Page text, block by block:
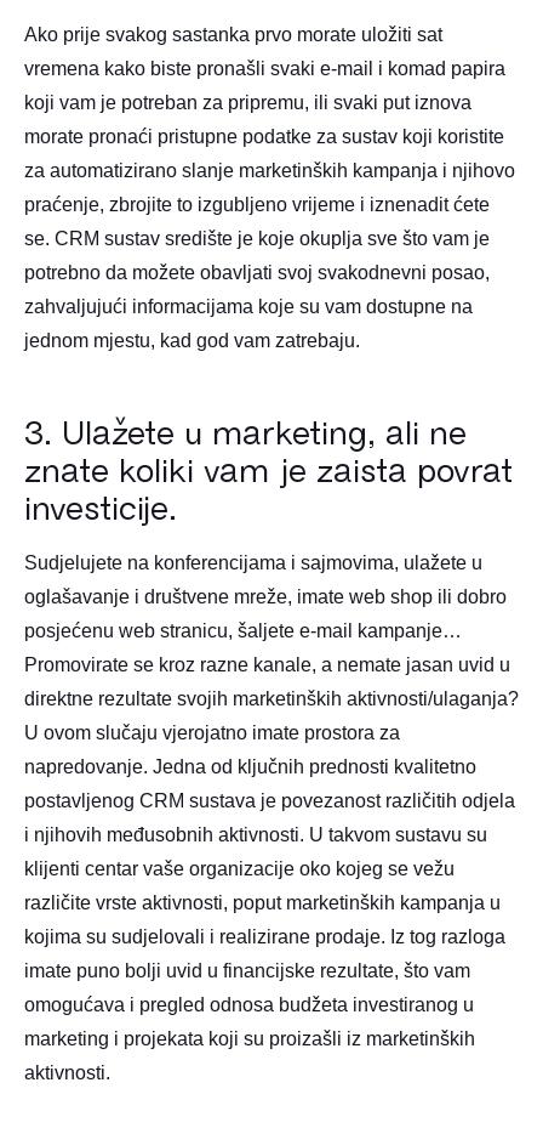
Ako prije svakog sastanka prvo morate uložiti sat
vremena kako biste pronašli svaki e-mail i komad papira
koji vam je potreban za pripremu, ili svaki put iznova
morate pronaći pristupne podatke za sustav koji koristite
za automatizirano slanje marketinških kampanja i njihovo
praćenje, zbrojite to izgubljeno vrijeme i iznenadit ćete
se. CRM sustav središte je koje okuplja sve što vam je
potrebno da možete obavljati svoj svakodnevni posao,
zahvaljujući informacijama koje su vam dostupne na
jednom mjestu, kad god vam zatrebaju.
3. Ulažete u marketing, ali ne
znate koliki vam je zaista povrat
investicije.
Sudjelujete na konferencijama i sajmovima, ulažete u
oglašavanje i društvene mreže, imate web shop ili dobro
posjećenu web stranicu, šaljete e-mail kampanje…
Promovirate se kroz razne kanale, a nemate jasan uvid u
direktne rezultate svojih marketinških aktivnosti/ulaganja?
U ovom slučaju vjerojatno imate prostora za
napredovanje. Jedna od ključnih prednosti kvalitetno
postavljenog CRM sustava je povezanost različitih odjela
i njihovih međusobnih aktivnosti. U takvom sustavu su
klijenti centar vaše organizacije oko kojeg se vežu
različite vrste aktivnosti, poput marketinških kampanja u
kojima su sudjelovali i realizirane prodaje. Iz tog razloga
imate puno bolji uvid u financijske rezultate, što vam
omogućava i pregled odnosa budžeta investiranog u
marketing i projekata koji su proizašli iz marketinških
aktivnosti.